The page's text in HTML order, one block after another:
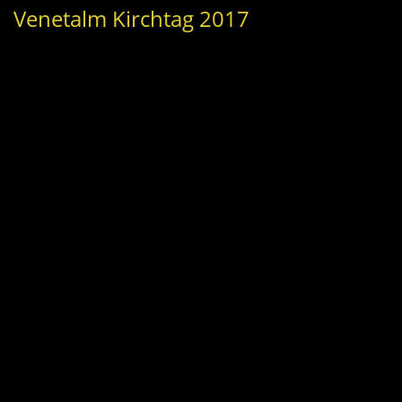
Venetalm Kirchtag 2017